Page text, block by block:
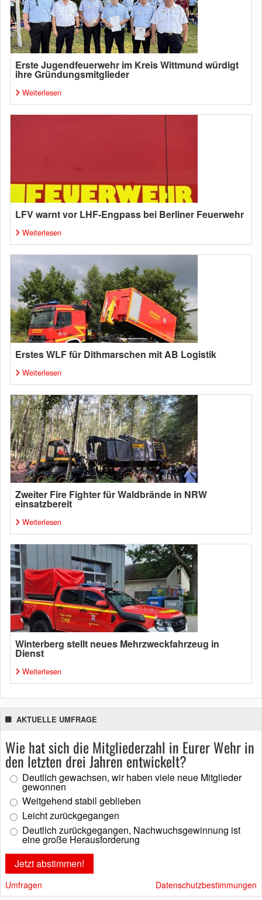
Erste Jugendfeuerwehr im Kreis Wittmund würdigt
ihre Gründungsmitglieder
Weiterlesen
LFV warnt vor LHF-Engpass bei Berliner Feuerwehr
Weiterlesen
Erstes WLF für Dithmarschen mit AB Logistik
Weiterlesen
Zweiter Fire Fighter für Waldbrände in NRW
einsatzbereit
Weiterlesen
Winterberg stellt neues Mehrzweckfahrzeug in
Dienst
Weiterlesen
AKTUELLE UMFRAGE
Wie hat sich die Mitgliederzahl in Eurer Wehr in
den letzten drei Jahren entwickelt?
Deutlich gewachsen, wir haben viele neue Mitglieder
gewonnen
Weitgehend stabil geblieben
Leicht zurückgegangen
Deutlich zurückgegangen, Nachwuchsgewinnung ist
eine große Herausforderung
Umfragen Datenschutzbestimmungen